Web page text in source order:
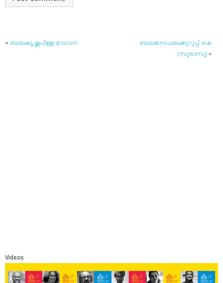
« ബാലകൃഷ്ണപിള്ള മാടവന
ബാലഗോപാലക്കുറുപ്പ്. കെ
(സുരാസു)»
Videos